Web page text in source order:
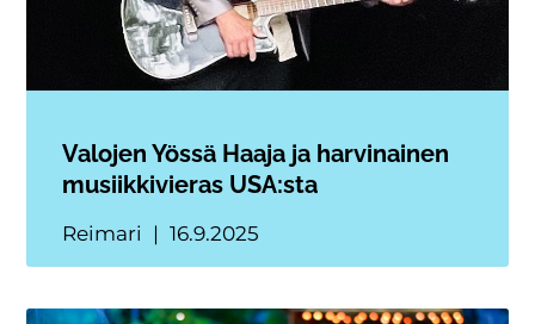
Valojen Yössä Haaja ja harvinainen
musiikkivieras USA:sta
Reimari 16.9.2025